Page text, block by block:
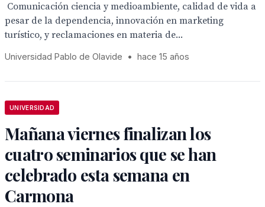
 Comunicación ciencia y medioambiente, calidad de vida a
pesar de la dependencia, innovación en marketing
turístico, y reclamaciones en materia de...
Universidad Pablo de Olavide • hace 15 años
UNIVERSIDAD
Mañana viernes finalizan los
cuatro seminarios que se han
celebrado esta semana en
Carmona